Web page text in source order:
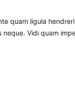
quam ligula
Vidi quam